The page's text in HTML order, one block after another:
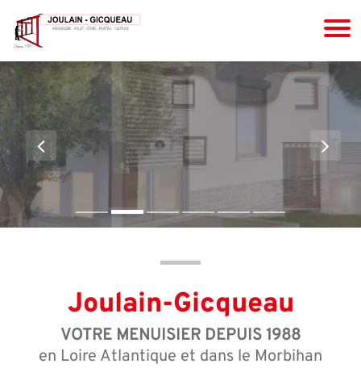
Joulain-Gicqueau
VOTRE MENUISIER DEPUIS 1988
en Loire Atlantique et dans le Morbihan